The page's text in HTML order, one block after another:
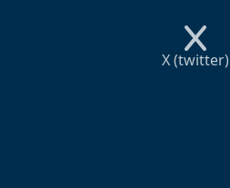
X (twitter)